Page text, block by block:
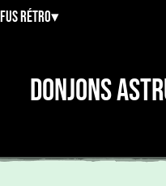
Rétro▾
Donjons